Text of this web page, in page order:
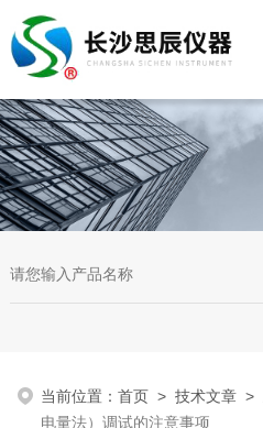
当前位置：首页 >技术文章 >
电量法）调试的注意事项